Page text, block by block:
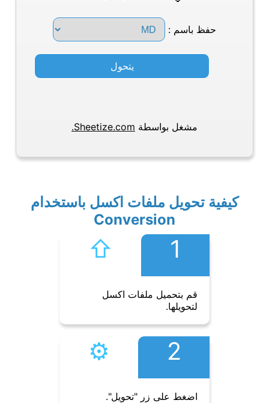
حفظ باسم :
يتحول
مشغل بواسطة Sheetize.com.
كيفية تحويل ملفات اكسل باستخدام
Conversion
1
⇧︎
قم بتحميل ملفات اكسل
لتحويلها.
2
⚙︎
اضغط على زر "تحويل".